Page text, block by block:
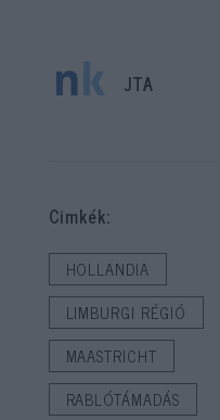
JTA
Cimkék:
HOLLANDIA
LIMBURGI RÉGIÓ
MAASTRICHT
RABLÓTÁMADÁS